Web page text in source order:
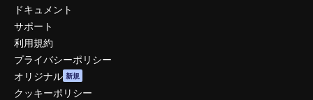
ドキュメント
サポート
利用規約
プライバシーポリシー
オリジナル 新規
クッキーポリシー